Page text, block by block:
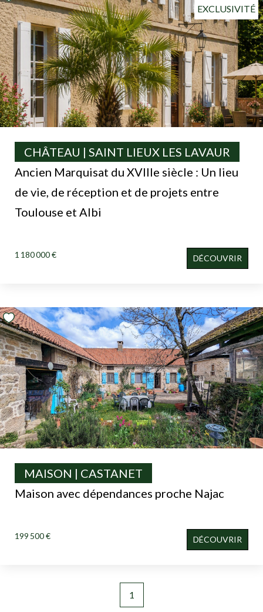
EXCLUSIVITÉ
Ancien Marquisat du XVIIIe siècle : Un lieu
de vie, de réception et de projets entre
Toulouse et Albi
CHÂTEAU | SAINT LIEUX LES LAVAUR
1 180 000 € DÉCOUVRIR
Maison avec dépendances proche Najac
MAISON | CASTANET
199 500 € DÉCOUVRIR
1